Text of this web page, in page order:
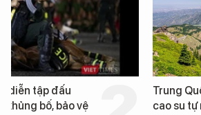
Trung Quốc phát hiện “mỏ
cao su tự nhiên” từ một